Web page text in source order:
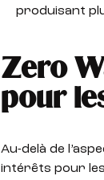
produisant
Zero
pour
Au-delà de
intérêts pour